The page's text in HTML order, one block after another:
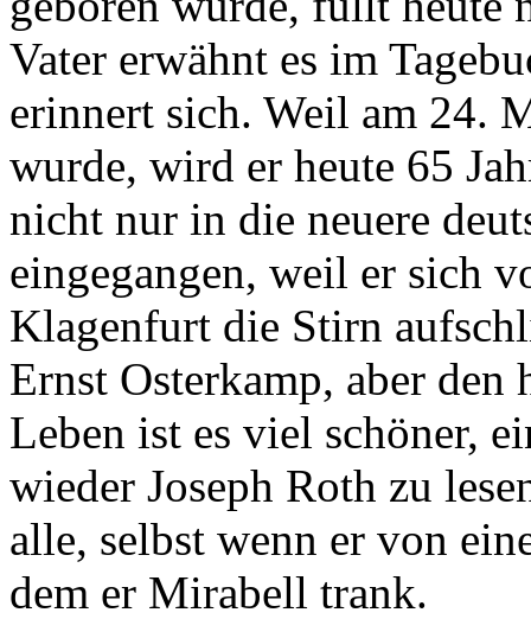
Vater erwähnt es im
erinnert sich. Weil am 24.
wurde, wird er heute 65
nicht nur in die neuere
eingegangen, weil er sich
Klagenfurt die Stirn
Ernst Osterkamp, aber
Leben ist es viel schöner,
wieder Joseph Roth zu
alle, selbst wenn er von
dem er Mirabell trank.